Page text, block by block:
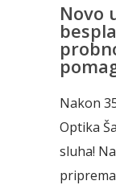
Novo
Nakon
Optika
sluha!